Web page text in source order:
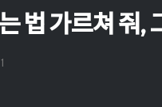
법 가르쳐 줘,
1